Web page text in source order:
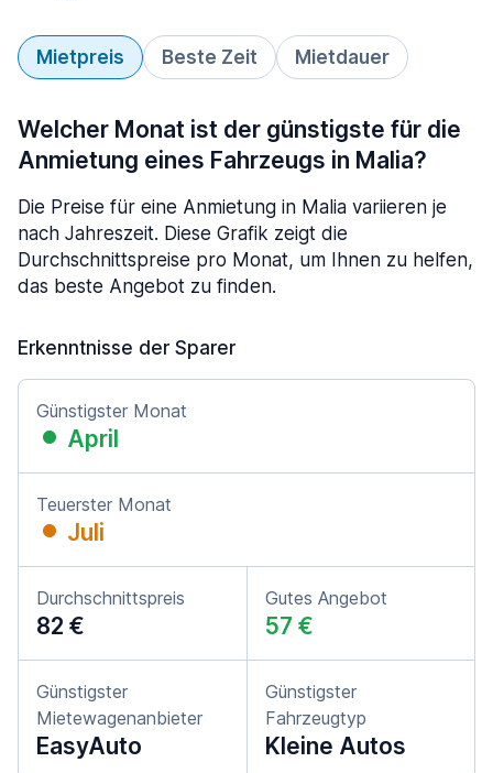
Mietpreis Beste Zeit Mietdauer
Welcher Monat ist der günstigste für die
Anmietung eines Fahrzeugs in Malia?
Die Preise für eine Anmietung in Malia variieren je
nach Jahreszeit. Diese Grafik zeigt die
Durchschnittspreise pro Monat, um Ihnen zu helfen,
das beste Angebot zu finden.
Erkenntnisse der Sparer
Günstigster Monat
April
Teuerster Monat
Juli
Durchschnittspreis
82 €
Gutes Angebot
57 €
Günstigster
Mietewagenanbieter
EasyAuto
Günstigster
Fahrzeugtyp
Kleine Autos